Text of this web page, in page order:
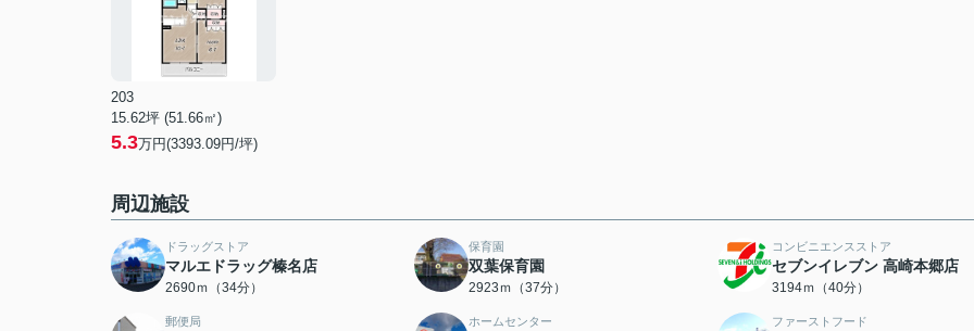
203
15.62坪 (51.66㎡)
5.3万円(3393.09円/坪)
周辺施設
ドラッグストア
マルエドラッグ榛名店
2690ｍ（34分）
保育園
双葉保育園
2923ｍ（37分）
コンビニエンスストア
セブンイレブン 高崎本郷店
3194ｍ（40分）
郵便局 ホームセンター ファーストフード